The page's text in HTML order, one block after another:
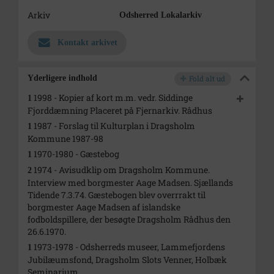
Arkiv Odsherred Lokalarkiv
Kontakt arkivet
Yderligere indhold Fold alt ud
1 1998 - Kopier af kort m.m. vedr. Siddinge
Fjorddæmning Placeret på Fjernarkiv. Rådhus
1 1987 - Forslag til Kulturplan i Dragsholm
Kommune 1987-98
1 1970-1980 - Gæstebog
2 1974 - Avisudklip om Dragsholm Kommune.
Interview med borgmester Aage Madsen. Sjællands
Tidende 7.3.74. Gæstebogen blev overrrakt til
borgmester Aage Madsen af islandske
fodboldspillere, der besøgte Dragsholm Rådhus den
26.6.1970.
1 1973-1978 - Odsherreds museer, Lammefjordens
Jubilæumsfond, Dragsholm Slots Venner, Holbæk